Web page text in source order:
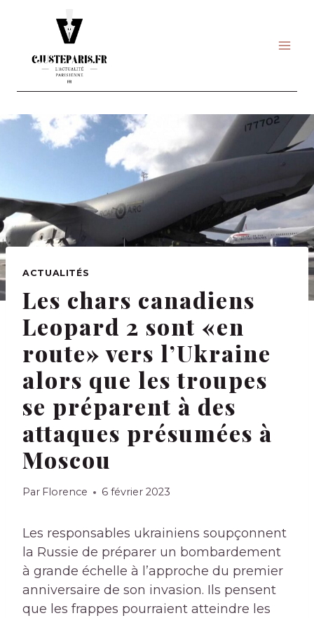
ACTUALITÉS
Les chars canadiens
Leopard 2 sont «en
route» vers l’Ukraine
alors que les troupes
se préparent à des
attaques présumées à
Moscou
Par Florence 6 février 2023
Les responsables ukrainiens soupçonnent
la Russie de préparer un bombardement
à grande échelle à l’approche du premier
anniversaire de son invasion. Ils pensent
que les frappes pourraient atteindre les